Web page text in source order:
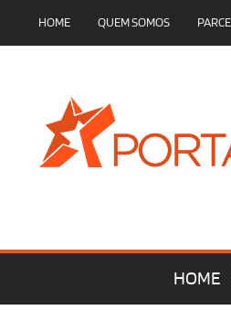
HOME QUEM SOMOS
HOME